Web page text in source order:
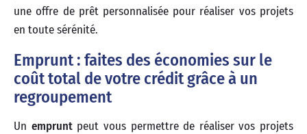
une offre de prêt personnalisée pour réaliser vos projets
en toute sérénité.
Emprunt : faites des économies sur le
coût total de votre crédit grâce à un
regroupement
Un empruntpeut vous permettre de réaliser vos projets